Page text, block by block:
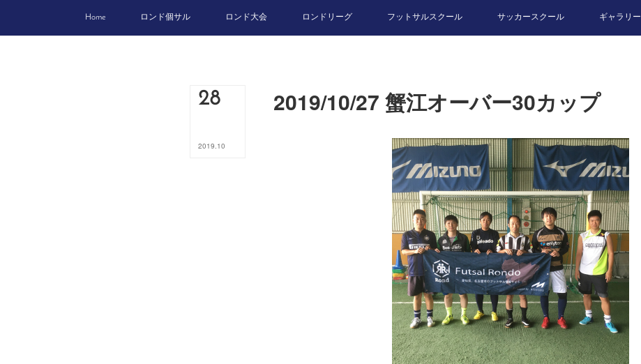
Home ロンド個サル ロンド大会 ロンドリーグ フットサルスクール サッカースクール ギャラリー
28
2019.10
2019/10/27 蟹江オーバー30カップ